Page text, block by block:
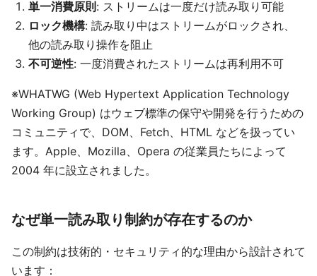
単一消費原則 : ストリームは一度だけ読み取り可能
ロック機構: 読み取り中はストリームがロックされ、
他の読み取り操作を阻止
不可逆性: 一度消費されたストリームは再利用不可
※WHATWG (Web Hypertext Application Technology
Working Group) はウェブ標準の保守や開発を行うための
コミュニティで、DOM、Fetch、HTML などを扱ってい
ます。Apple、Mozilla、Opera の従業員たちによって
2004 年に設立されました。
なぜ単一読み取り制約が存在するのか
この制約は技術的・セキュリティ的な理由から設計されて
います：